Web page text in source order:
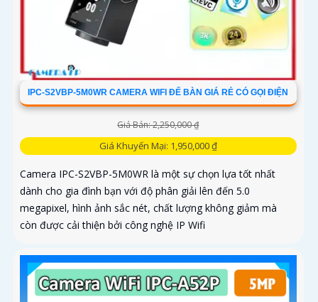
IPC-S2VBP-5M0WR CAMERA WIFI ĐỂ BÀN GIÁ RẺ CÓ GỌI ĐIỆN
Giá Bán: 2,250,000 ₫
Giá Khuyến Mại: 1,950,000 ₫
Camera IPC-S2VBP-5M0WR là một sự chọn lựa tốt nhất
dành cho gia đình bạn với độ phân giải lên đến 5.0
megapixel, hình ảnh sắc nét, chất lượng không giảm mà
còn được cải thiện bởi công nghệ IP Wifi